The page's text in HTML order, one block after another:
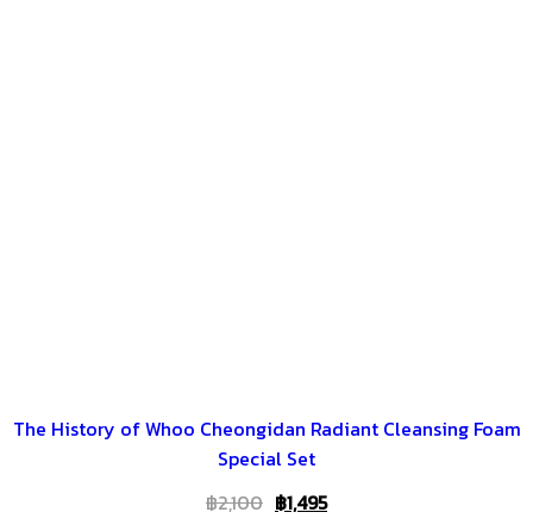
The History of Whoo Cheongidan Radiant Cleansing Foam
Special Set
฿2,100 Original
฿1,495Current